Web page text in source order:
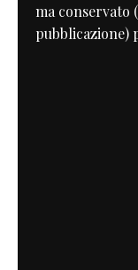
ma
pubblicazione)